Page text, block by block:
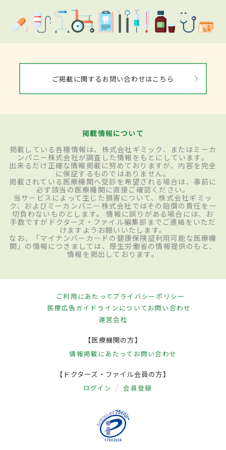
ご掲載に関するお問い合わせはこちら
掲載情報について
掲載している各種情報は、株式会社ギミック、またはミーカ
ンパニー株式会社が調査した情報をもとにしています。
出来るだけ正確な情報掲載に努めておりますが、内容を完全
に保証するものではありません。
掲載されている医療機関へ受診を希望される場合は、事前に
必ず該当の医療機関に直接ご確認ください。
当サービスによって生じた損害について、株式会社ギミッ
ク、およびミーカンパニー株式会社ではその賠償の責任を一
切負わないものとします。 情報に誤りがある場合には、お
手数ですがドクターズ・ファイル編集部までご連絡をいただ
けますようお願いいたします。
なお、「マイナンバーカードの健康保険証利用可能な医療機
関」の情報につきましては、厚生労働省の情報提供のもと、
情報を掲出しております。
ご利用にあたってプライバシーポリシー
医療広告ガイドラインについてお問い合わせ
運営会社
【医療機関の方】
情報掲載にあたって お問い合わせ
【ドクターズ・ファイル会員の方】
ログイン 会員登録